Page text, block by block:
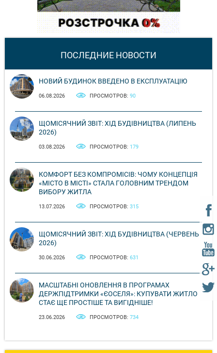
ПОСЛЕДНИЕ НОВОСТИ
НОВИЙ БУДИНОК ВВЕДЕНО В ЕКСПЛУАТАЦІЮ
06.08.2026 ПРОСМОТРОВ: 90
ЩОМІСЯЧНИЙ ЗВІТ: ХІД БУДІВНИЦТВА (ЛИПЕНЬ
2026)
03.08.2026 ПРОСМОТРОВ: 179
КОМФОРТ БЕЗ КОМПРОМІСІВ: ЧОМУ КОНЦЕПЦІЯ
«МІСТО В МІСТІ» СТАЛА ГОЛОВНИМ ТРЕНДОМ
ВИБОРУ ЖИТЛА
13.07.2026 ПРОСМОТРОВ: 315
ЩОМІСЯЧНИЙ ЗВІТ: ХІД БУДІВНИЦТВА (ЧЕРВЕНЬ
2026)
30.06.2026 ПРОСМОТРОВ: 631
МАСШТАБНІ ОНОВЛЕННЯ В ПРОГРАМАХ
ДЕРЖПІДТРИМКИ «ЄОСЕЛЯ»: КУПУВАТИ ЖИТЛО
СТАЄ ЩЕ ПРОСТІШЕ ТА ВИГІДНІШЕ!
23.06.2026 ПРОСМОТРОВ: 734